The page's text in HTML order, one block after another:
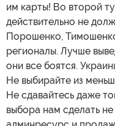
им карты! Во второй
действительно не
Порошенко,
регионалы. Лучше
они все боятся.
Не выбирайте из
Не сдавайтесь даже
выбора нам сделать не